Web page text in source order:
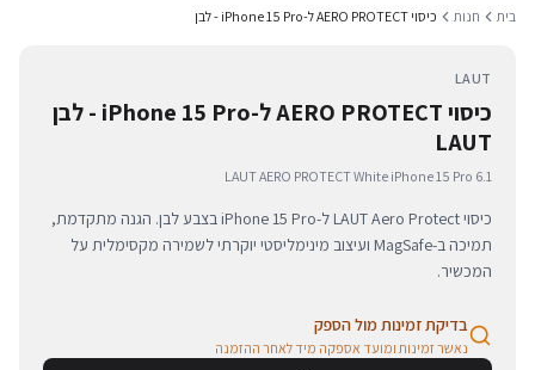
בית חנות כיסוי AERO PROTECT ל-iPhone 15 Pro - לבן
LAUT
כיסוי AERO PROTECT ל-iPhone 15 Pro - לבן
LAUT
LAUT AERO PROTECT White iPhone 15 Pro 6.1
כיסוי LAUT Aero Protect ל-iPhone 15 Pro בצבע לבן. הגנה מתקדמת,
תמיכה ב-MagSafe ועיצוב מינימליסטי יוקרתי לשמירה מקסימלית על
המכשיר.
בדיקת זמינות מול הספק
נאשר זמינות ומועד אספקה מיד לאחר ההזמנה